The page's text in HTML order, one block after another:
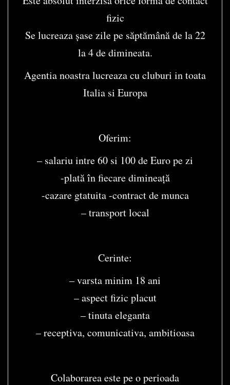
fizic
Se lucreaza șase zile pe săptămână de la 22
la 4 de dimineata.
Agentia noastra lucreaza cu cluburi in toata
Italia si Europa
Oferim:
– salariu intre 60 si 100 de Euro pe zi
-plată în fiecare dimineață
-cazare gtatuita -contract de munca
– transport local
Cerinte:
– varsta minim 18 ani
– aspect fizic placut
– tinuta eleganta
– receptiva, comunicativa, ambitioasa
Colaborarea este pe o perioada